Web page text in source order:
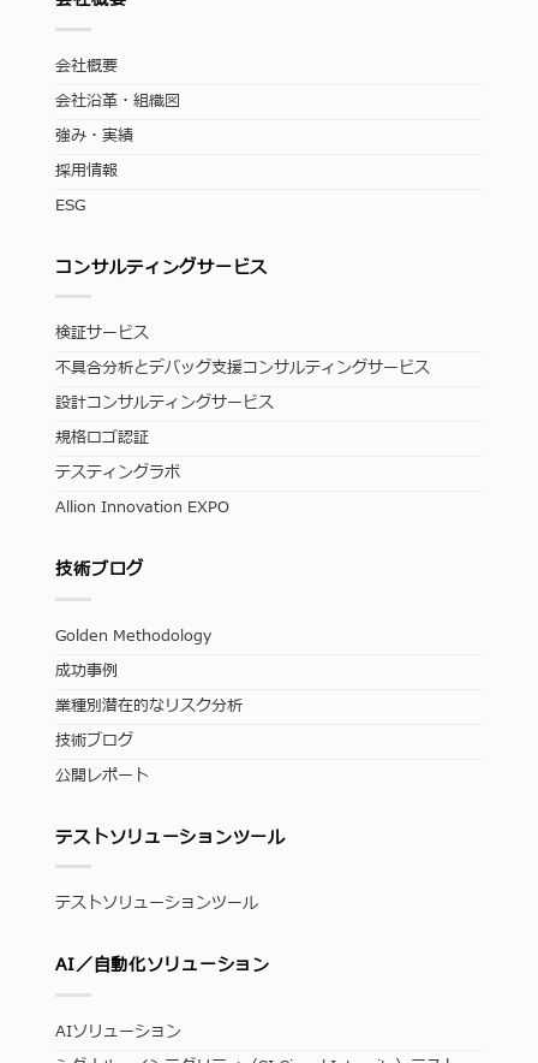
会社概要
会社沿革・組織図
強み・実績
採用情報
ESG
コンサルティングサービス
検証サービス
不具合分析とデバッグ支援コンサルティングサービス
設計コンサルティングサービス
規格ロゴ認証
テスティングラボ
Allion Innovation EXPO
技術ブログ
Golden Methodology
成功事例
業種別潜在的なリスク分析
技術ブログ
公開レポート
テストソリューションツール
テストソリューションツール
AI／自動化ソリューション
AIソリューション